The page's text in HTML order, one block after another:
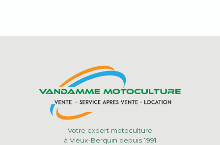
Votre expert motoculture
à Vieux-Berquin depuis 1991